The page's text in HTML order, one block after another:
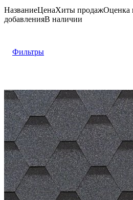
НазваниеЦенаХиты продажОценка
добавленияВ наличии
Фильтры